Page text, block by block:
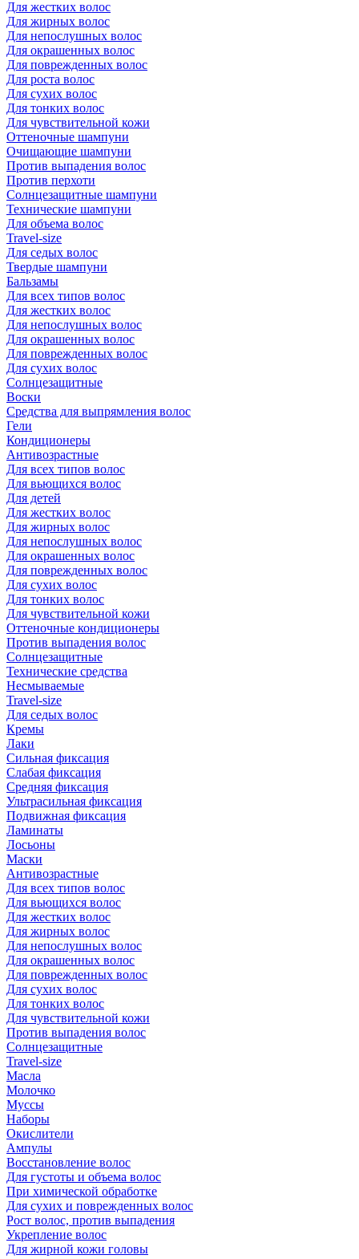
Для жестких волос
Для жирных волос
Для непослушных волос
Для окрашенных волос
Для поврежденных волос
Для роста волос
Для сухих волос
Для тонких волос
Для чувствительной кожи
Оттеночные шампуни
Очищающие шампуни
Против выпадения волос
Против перхоти
Солнцезащитные шампуни
Технические шампуни
Для объема волос
Travel-size
Для седых волос
Твердые шампуни
Бальзамы
Для всех типов волос
Для жестких волос
Для непослушных волос
Для окрашенных волос
Для поврежденных волос
Для сухих волос
Солнцезащитные
Воски
Средства для выпрямления волос
Гели
Кондиционеры
Антивозрастные
Для всех типов волос
Для вьющихся волос
Для детей
Для жестких волос
Для жирных волос
Для непослушных волос
Для окрашенных волос
Для поврежденных волос
Для сухих волос
Для тонких волос
Для чувствительной кожи
Оттеночные кондиционеры
Против выпадения волос
Солнцезащитные
Технические средства
Несмываемые
Travel-size
Для седых волос
Кремы
Лаки
Сильная фиксация
Слабая фиксация
Средняя фиксация
Ультрасильная фиксация
Подвижная фиксация
Ламинаты
Лосьоны
Маски
Антивозрастные
Для всех типов волос
Для вьющихся волос
Для жестких волос
Для жирных волос
Для непослушных волос
Для окрашенных волос
Для поврежденных волос
Для сухих волос
Для тонких волос
Для чувствительной кожи
Против выпадения волос
Солнцезащитные
Travel-size
Масла
Молочко
Муссы
Наборы
Окислители
Ампулы
Восстановление волос
Для густоты и объема волос
При химической обработке
Для сухих и поврежденных волос
Рост волос, против выпадения
Укрепление волос
Для жирной кожи головы